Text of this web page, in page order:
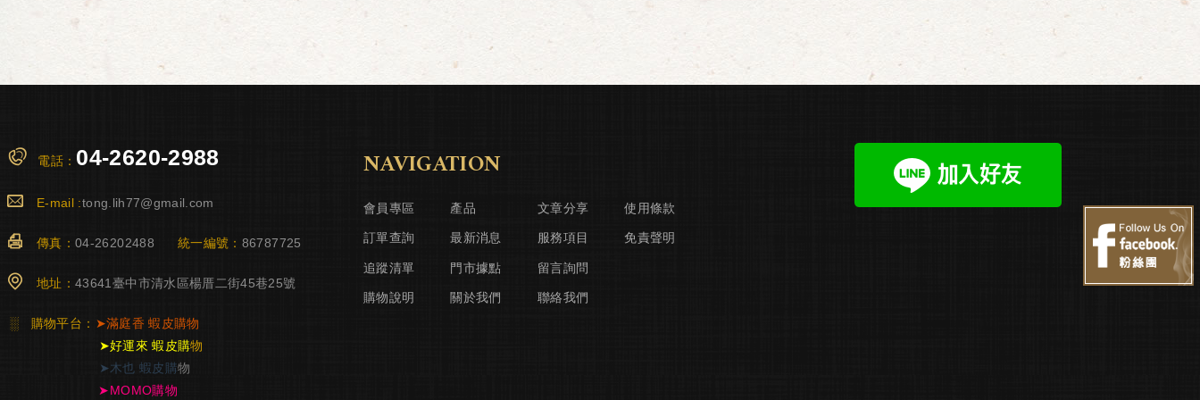
電話： 04-2620-2988
E-mail :tong.lih77@gmail.com
傳真：04-26202488 統一編號： 86787725
地址：43641臺中市清水區楊厝二街45巷25號
░ 購物平台： ➤滿庭香蝦皮購物
➤好運來 蝦皮購物
➤木也 蝦皮購物
➤MOMO購物
NAVIGATION
會員專區
訂單查詢
追蹤清單
購物說明
產品
最新消息
門市據點
關於我們
文章分享
服務項目
留言詢問
聯絡我們
使用條款
免責聲明